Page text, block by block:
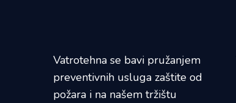
Vatrotehna se bavi pružanjem
preventivnih usluga zaštite od
požara i na našem tržištu